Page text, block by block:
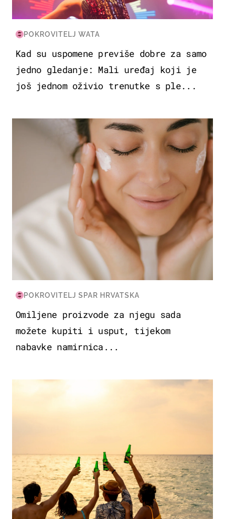
POKROVITELJ WATA
Kad su uspomene previše dobre za samo
jedno gledanje: Mali uređaj koji je
još jednom oživio trenutke s ple...
MODA & LJEPOTA
POKROVITELJ SPAR HRVATSKA
Omiljene proizvode za njegu sada
možete kupiti i usput, tijekom
nabavke namirnica...